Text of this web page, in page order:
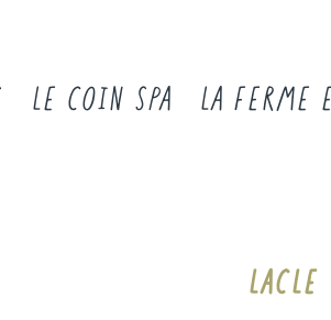
LE COIN SPA LA FERME